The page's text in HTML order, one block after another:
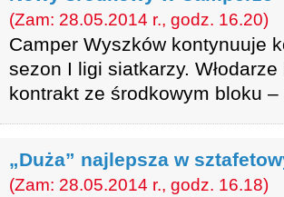
(Zam: 28.05.2014 r., godz. 16.20)
Camper Wyszków kontynuuje
sezon I ligi siatkarzy.
kontrakt ze środkowym bloku
„Duża” najlepsza w
(Zam: 28.05.2014 r., godz. 16.18)